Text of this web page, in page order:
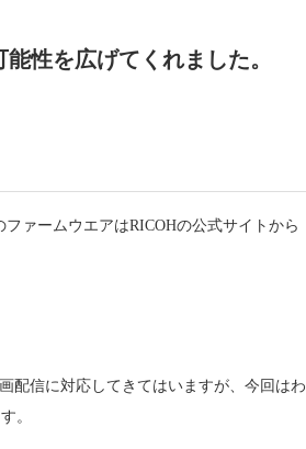
性を広げてくれました。
ァームウエアはRICOHの公式サイトから
配信に対応してきてはいますが、今回はわ
。